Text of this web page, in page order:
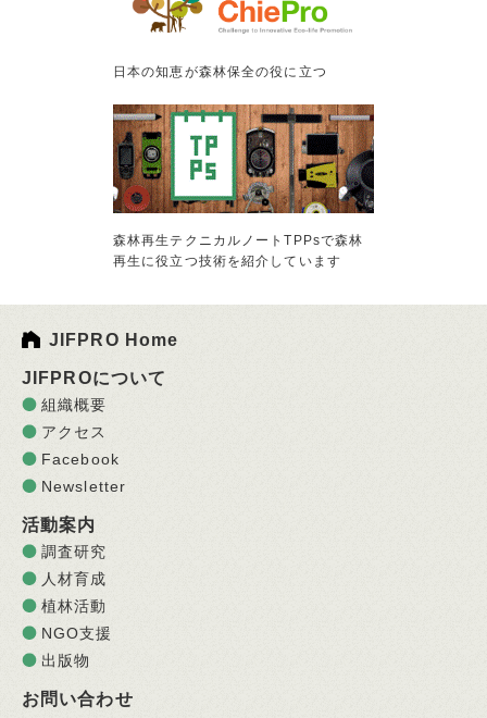
日本の知恵が森林保全の役に立つ
森林再生テクニカルノートTPPsで森林
再生に役立つ技術を紹介しています
JIFPRO Home
JIFPROについて
組織概要
アクセス
Facebook
Newsletter
活動案内
調査研究
人材育成
植林活動
NGO支援
出版物
お問い合わせ